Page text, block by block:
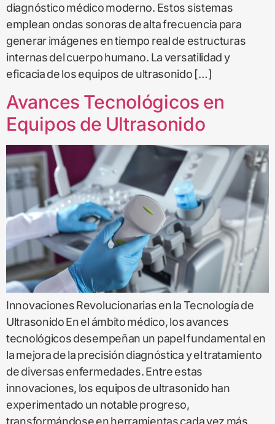
diagnóstico médico moderno. Estos sistemas
emplean ondas sonoras de alta frecuencia para
generar imágenes en tiempo real de estructuras
internas del cuerpo humano. La versatilidad y
eficacia de los equipos de ultrasonido […]
Avances Tecnológicos en
Equipos de Ultrasonido
Innovaciones Revolucionarias en la Tecnología de
Ultrasonido En el ámbito médico, los avances
tecnológicos desempeñan un papel fundamental en
la mejora de la precisión diagnóstica y el tratamiento
de diversas enfermedades. Entre estas
innovaciones, los equipos de ultrasonido han
experimentado un notable progreso,
transformándose en herramientas cada vez más